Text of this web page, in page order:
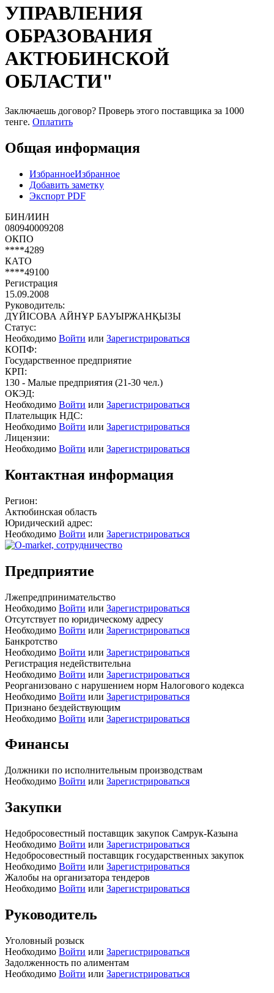
УПРАВЛЕНИЯ
ОБРАЗОВАНИЯ
АКТЮБИНСКОЙ
ОБЛАСТИ"
Заключаешь договор? Проверь этого поставщика за 1000
тенге. Оплатить
Общая информация
ИзбранноеИзбранное
Добавить заметку
Экспорт PDF
БИН/ИИН
080940009208
ОКПО
****4289
КАТО
****49100
Регистрация
15.09.2008
Руководитель:
ДҮЙІСОВА АЙНҰР БАУЫРЖАНҚЫЗЫ
Статус:
Необходимо Войти или Зарегистрироваться
КОПФ:
Государственное предприятие
КРП:
130 - Малые предприятия (21-30 чел.)
ОКЭД:
Необходимо Войти или Зарегистрироваться
Плательщик НДС:
Необходимо Войти или Зарегистрироваться
Лицензии:
Необходимо Войти или Зарегистрироваться
Контактная информация
Регион:
Актюбинская область
Юридический адрес:
Необходимо Войти или Зарегистрироваться
Предприятие
Лжепредпринимательство
Необходимо Войти или Зарегистрироваться
Отсутствует по юридическому адресу
Необходимо Войти или Зарегистрироваться
Банкротство
Необходимо Войти или Зарегистрироваться
Регистрация недействительна
Необходимо Войти или Зарегистрироваться
Реорганизовано с нарушением норм Налогового кодекса
Необходимо Войти или Зарегистрироваться
Признано бездействующим
Необходимо Войти или Зарегистрироваться
Финансы
Должники по исполнительным производствам
Необходимо Войти или Зарегистрироваться
Закупки
Недобросовестный поставщик закупок Самрук-Казына
Необходимо Войти или Зарегистрироваться
Недобросовестный поставщик государственных закупок
Необходимо Войти или Зарегистрироваться
Жалобы на организатора тендеров
Необходимо Войти или Зарегистрироваться
Руководитель
Уголовный розыск
Необходимо Войти или Зарегистрироваться
Задолженность по алиментам
Необходимо Войти или Зарегистрироваться